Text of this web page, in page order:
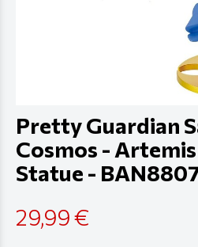
Pretty Guardian
Cosmos -
Statue -
29,99 €